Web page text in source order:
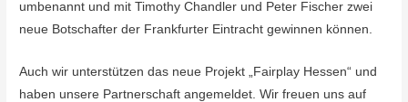
umbenannt und mit Timothy Chandler und Peter Fischer zwei
neue Botschafter der Frankfurter Eintracht gewinnen können.
Auch wir unterstützen das neue Projekt „Fairplay Hessen“ und
haben unsere Partnerschaft angemeldet. Wir freuen uns auf